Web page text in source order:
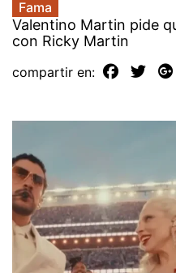
Fama
Valentino Martin pide
con Ricky Martin
compartir en: